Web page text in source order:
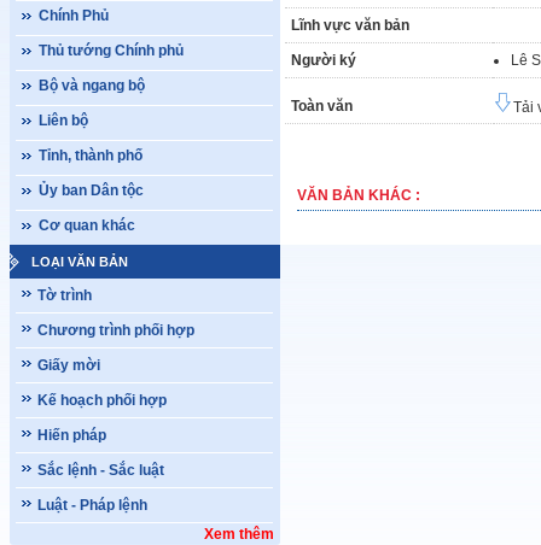
Chính Phủ
Thủ tướng Chính phủ
Bộ và ngang bộ
Liên bộ
Tỉnh, thành phố
Ủy ban Dân tộc
Cơ quan khác
LOẠI VĂN BẢN
Tờ trình
Chương trình phối hợp
Giấy mời
Kế hoạch phối hợp
Hiến pháp
Sắc lệnh - Sắc luật
Luật - Pháp lệnh
Xem thêm
Lĩnh vực văn bản
Người ký Lê
Toàn văn Tải
VĂN BẢN KHÁC :